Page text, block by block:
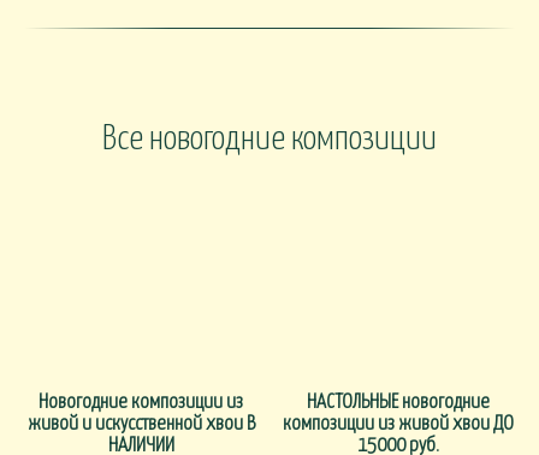
Все новогодние композиции
Новогодние композиции из
живой и искусственной хвои В
НАЛИЧИИ
НАСТОЛЬНЫЕ новогодние
композиции из живой хвои ДО
15000 руб.